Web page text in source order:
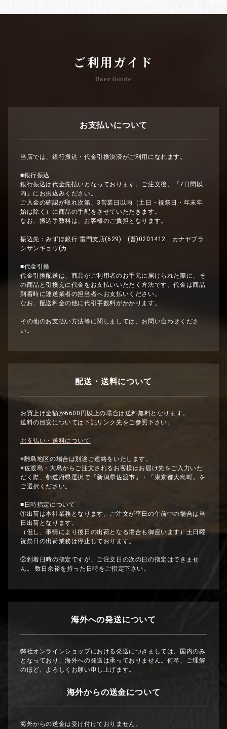
ご利用ガイド
User Guide
お支払いについて
当店では、銀行振込・代金引換決済がご利用になれます。
■銀行振込
銀行振込は代金先払いとなっております。ご注文後、『7日間以
内』にお振込みください。
ご入金の確認が取れ次第、3営業日以内（土日・祝祭日・年末年
始は除く）に商品の手配をさせていただきます。
なお、振込手数料は、お客様のご負担となります。
振込先：みずほ銀行 雷門支店(629) (普)0201412 カナヤブラ
シサンギョウ(カ
■代金引換
代金引換配送は、商品がご利用者のお手元に届けられた際に、そ
の商品と引換えに代金をお支払いいただく方法です。代金は商品
到着時に運送業者の担当者へお支払いください。
なお、配送料金の他に代引手数料がかかります。
その他のお支払い方法等に関しましては、お問い合わせくださ
い。
配送・送料について
お買上げ金額が6600円以上の場合は送料無料となります。
送料の目安については下記リンク先をご参照下さい。
お支払い・送料について
※離島地区の場合は別途ご連絡をいたします。
※佐渡島・大島からご注文されるお客様はお届け先をご入力いた
だく際、都道府県選択で「新潟県佐渡市」・「東京都大島町」を
ご選択ください。
■日時指定について
①出荷は本社業務となります。ご注文が平日の午前中の場合は当
日出荷となります。
（但し、事情により後日の出荷となる場合も御座います）土日曜
祝祭日の出荷業務は停止しております。
②到着日時の指定ですが、ご注文日の次の日の指定はできませ
ん。 数日余裕を持った日時をご指定下さい。
海外への発送について
弊社オンラインショップにおける発送につきましては、国内のみ
となっており、海外への発送は承っておりません。何卒、ご理解
のほど、よろしくお願い申し上げます。
海外からの送金について
海外からの送金は受け付けておりません。